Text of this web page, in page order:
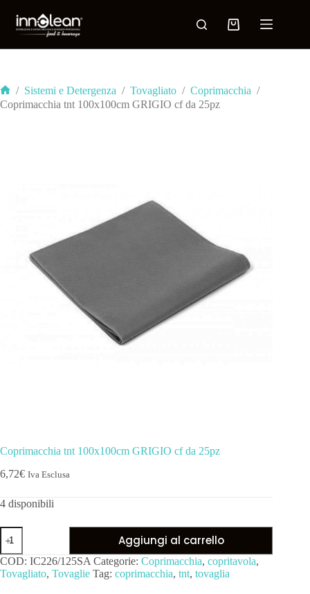
/ Sistemi e Detergenza / Tovagliato / Coprimacchia /
Coprimacchia tnt 100x100cm GRIGIO cf da 25pz
Coprimacchia tnt 100x100cm GRIGIO cf da 25pz
6,72€ Iva Esclusa
4 disponibili
Aggiungi al carrello
COD: IC226/125SA Categorie: Coprimacchia, copritavola,
Tovagliato, Tovaglie Tag: coprimacchia, tnt, tovaglia